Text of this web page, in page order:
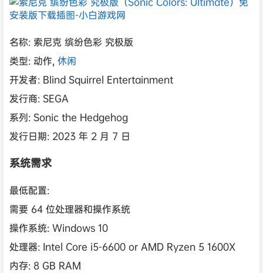
名称: 索尼克 缤纷色彩 究极版
类型: 动作, 休闲
开发者: Blind Squirrel Entertainment
发行商: SEGA
系列: Sonic the Hedgehog
发行日期: 2023 年 2 月 7 日
系统需求
最低配置:
需要 64 位处理器和操作系统
操作系统: Windows 10
处理器: Intel Core i5-6600 or AMD Ryzen 5 1600X
内存: 8 GB RAM